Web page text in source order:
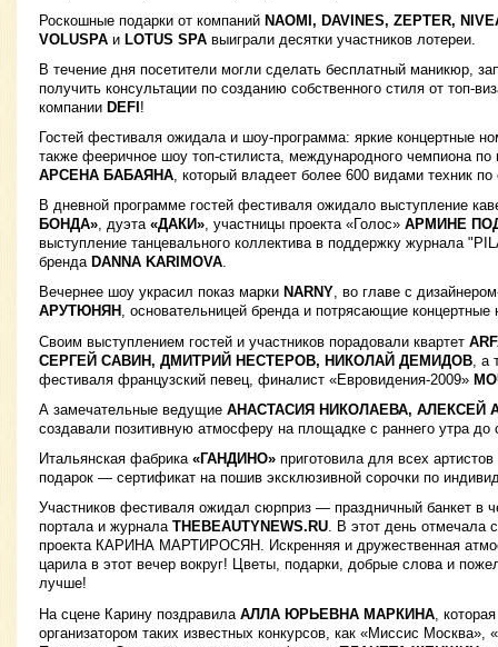
Роскошные подарки от компаний NAOMI, DAVINES, ZEPTER,
VOLUSPA и LOTUS SPA выиграли десятки участников лотереи.
В течение дня посетители могли сделать бесплатный маникюр,
получить консультации по созданию собственного стиля от топ-
компании DEFI !
Гостей фестиваля ожидала и шоу-программа: яркие концертные
также фееричное шоу топ-стилиста, международного чемпиона по
АРСЕНА БАБАЯНА, который владеет более 600 видами техник
В дневной программе гостей фестиваля ожидало выступление
БОНДА», дуэта «ДАКИ», участницы проекта «Голос» АРМИНЕ
выступление танцевального коллектива в поддержку журнала
бренда DANNA KARIMOVA.
Вечернее шоу украсил показ марки NARNY, во главе с
АРУТЮНЯН , основательницей бренда и потрясающие концертные
Своим выступлением гостей и участников порадовали квартет
СЕРГЕЙ САВИН, ДМИТРИЙ НЕСТЕРОВ, НИКОЛАЙ ДЕМИДОВ ,
фестиваля французский певец, финалист «Евровидения-2009»
А замечательные ведущие АНАСТАСИЯ НИКОЛАЕВА, АЛЕКСЕЙ
создавали позитивную атмосферу на площадке с раннего утра до
Итальянская фабрика «ГАНДИНО» приготовила для всех
подарок — сертификат на пошив эксклюзивной сорочки по
Участников фестиваля ожидал сюрприз — праздничный банкет в
портала и журнала THEBEAUTYNEWS.RU. В этот день отмечала
проекта КАРИНА МАРТИРОСЯН. Искренняя и дружественная
царила в этот вечер вокруг! Цветы, подарки, добрые слова и
лучше!
На сцене Карину поздравила АЛЛА ЮРЬЕВНА МАРКИНА ,
организатором таких известных конкурсов, как «Миссис